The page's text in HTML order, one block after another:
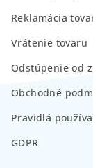
Reklamácia
Vrátenie tovaru
Odstúpenie od
Obchodné
Pravidlá
GDPR